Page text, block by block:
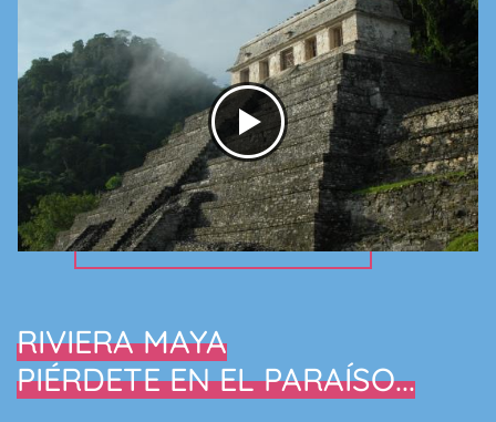
RIVIERA MAYA
PIÉRDETE EN EL PARAÍSO...